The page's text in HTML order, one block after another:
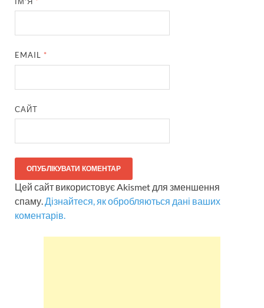
EMAIL *
САЙТ
Цей сайт використовує Akismet для зменшення
спаму.Дізнайтеся, як обробляються дані ваших
коментарів.